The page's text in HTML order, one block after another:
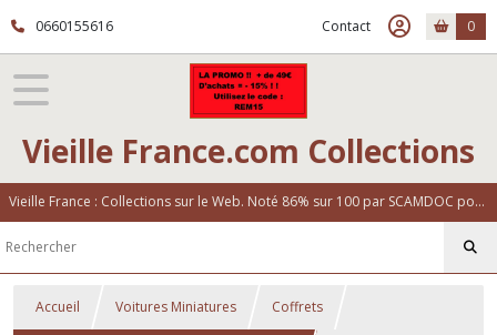
0660155616 Contact 0
Vieille France.com Collections
Vieille France : Collections sur le Web. Noté 86% sur 100 par SCAMDOC pour notre fiabilité
Accueil Voitures Miniatures Coffrets